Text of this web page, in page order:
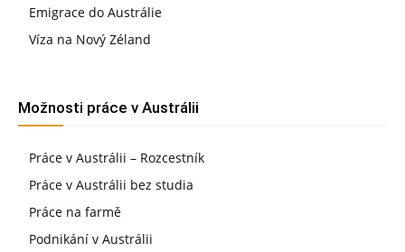
Emigrace do Austrálie
Víza na Nový Zéland
Možnosti práce v Austrálii
Práce v Austrálii – Rozcestník
Práce v Austrálii bez studia
Práce na farmě
Podnikání v Austrálii